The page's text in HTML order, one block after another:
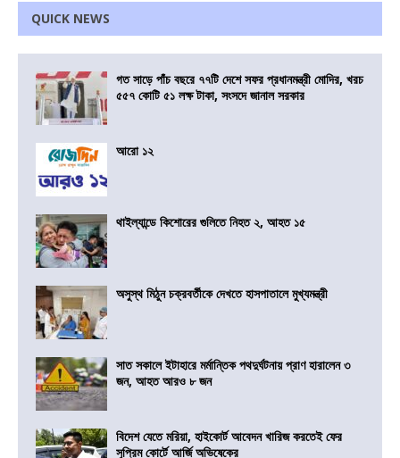
QUICK NEWS
গত সাড়ে পাঁচ বছরে ৭৭টি দেশে সফর প্রধানমন্ত্রী মোদির, খরচ
৫৫৭ কোটি ৫১ লক্ষ টাকা, সংসদে জানাল সরকার
আরো ১২
থাইল্যান্ডে কিশোরের গুলিতে নিহত ২, আহত ১৫
অসুস্থ মিঠুন চক্রবর্তীকে দেখতে হাসপাতালে মুখ্যমন্ত্রী
সাত সকালে ইটাহারে মর্মান্তিক পথদুর্ঘটনায় প্রাণ হারালেন ৩
জন, আহত আরও ৮ জন
বিদেশ যেতে মরিয়া, হাইকোর্ট আবেদন খারিজ করতেই ফের
সুপ্রিম কোর্টে আর্জি অভিষেকের